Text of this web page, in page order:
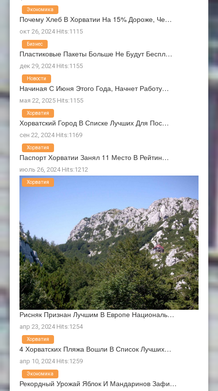
Почему Хлеб В Хорватии На 15% Дороже, Че…
окт 26, 2024 Hits:1115
Экономика
Пластиковые Пакеты Больше Не Будут Беспл…
дек 29, 2024 Hits:1155
Бизнес
Начиная С Июня Этого Года, Начнет Работу…
мая 22, 2025 Hits:1155
Новости
Хорватский Город В Списке Лучших Для Пос…
сен 22, 2024 Hits:1169
Хорватия
Паспорт Хорватии Занял 11 Место В Рейтин…
июль 26, 2024 Hits:1212
Хорватия
Рисняк Признан Лучшим В Европе Националь…
апр 23, 2024 Hits:1254
Хорватия
4 Хорватских Пляжа Вошли В Список Лучших…
апр 10, 2024 Hits:1259
Хорватия
Рекордный Урожай Яблок И Мандаринов Зафи…
Экономика